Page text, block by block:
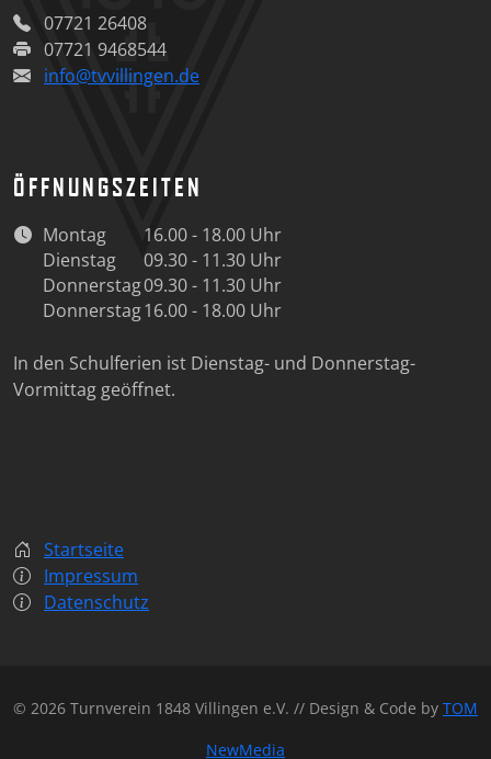
07721 26408
07721 9468544
info@tvvillingen.de
ÖFFNUNGSZEITEN
Montag
16.00 - 18.00 Uhr
Dienstag
09.30 - 11.30 Uhr
Donnerstag09.30 - 11.30 Uhr
Donnerstag16.00 - 18.00 Uhr
In den Schulferien ist Dienstag- und Donnerstag-
Vormittag geöffnet.
Startseite
Impressum
Datenschutz
© 2026 Turnverein 1848 Villingen e.V. // Design & Code by TOM
NewMedia